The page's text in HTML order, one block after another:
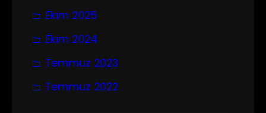
Ekim 2025
Ekim 2024
Temmuz 2023
Temmuz 2022